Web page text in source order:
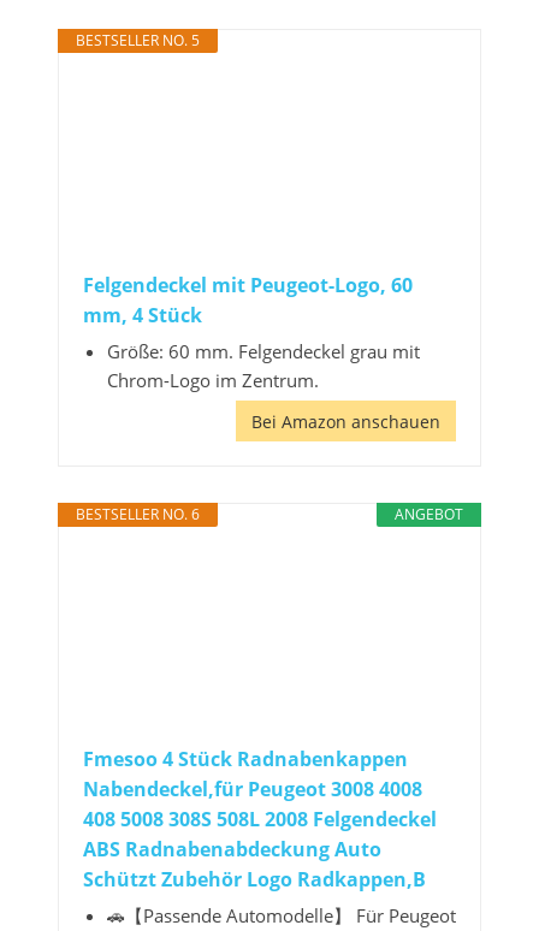
BESTSELLER NO. 5
Felgendeckel mit Peugeot-Logo, 60
mm, 4 Stück
Größe: 60 mm. Felgendeckel grau mit
Chrom-Logo im Zentrum.
Bei Amazon anschauen
ANGEBOT
BESTSELLER NO. 6
Fmesoo 4 Stück Radnabenkappen
Nabendeckel,für Peugeot 3008 4008
408 5008 308S 508L 2008 Felgendeckel
ABS Radnabenabdeckung Auto
Schützt Zubehör Logo Radkappen,B
🚗【Passende Automodelle】 Für Peugeot